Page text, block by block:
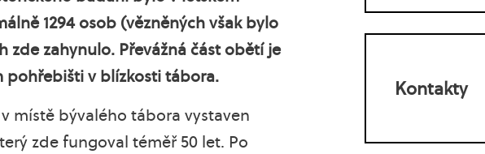
Kontakty
1294 osob (vězněných však bylo
zde zahynulo. Převážná část obětí je
pohřebišti v blízkosti tábora.
místě bývalého tábora vystaven
zde fungoval téměř 50 let. Po